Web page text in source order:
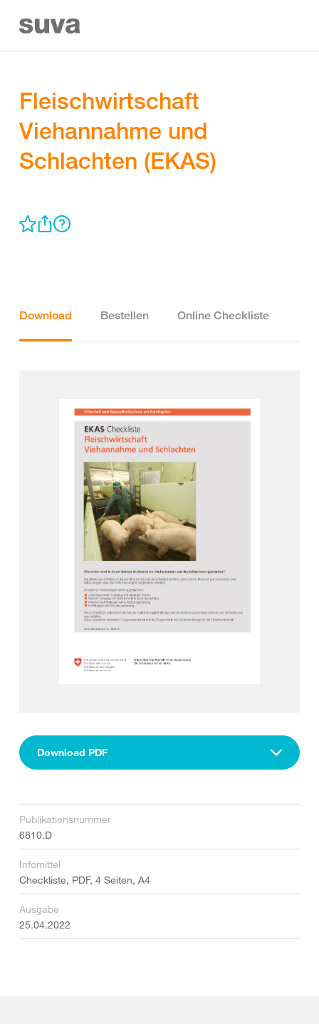
Fleischwirtschaft
Viehannahme und
Schlachten (EKAS)
Download Bestellen Online Checkliste
Download PDF
Publikationsnummer
6810.D
Infomittel
Checkliste, PDF, 4 Seiten, A4
Ausgabe
25.04.2022